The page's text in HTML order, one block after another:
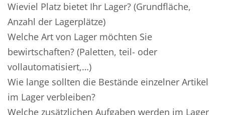
Wieviel Platz bietet Ihr Lager? (Grundfläche,
Anzahl der Lagerplätze)
Welche Art von Lager möchten Sie
bewirtschaften? (Paletten, teil- oder
vollautomatisiert,…)
Wie lange sollten die Bestände einzelner Artikel
im Lager verbleiben?
Welche zusätzlichen Aufgaben werden im Lager